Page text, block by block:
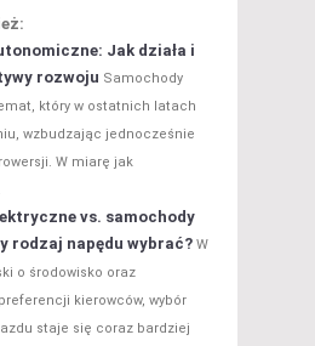
Jak działa i
rozwoju Samochody
który w ostatnich latach
wzbudzając jednocześnie
W miarę jak
vs. samochody
rodzaj napędu wybrać? W
o środowisko oraz
kierowców, wybór
staje się coraz bardziej